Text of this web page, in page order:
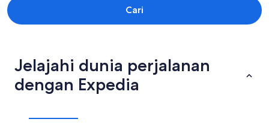
Cari
Jelajahi dunia perjalanan
dengan Expedia